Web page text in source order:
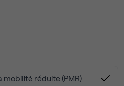
les toits-terrasses de
à proximité ou
mobilité réduite (PMR)